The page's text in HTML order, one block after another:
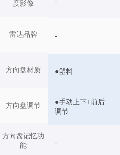
度影像
雷达品牌
方向盘材质
方向盘调节
方向盘记忆功
能
-
●塑料
●手动上下+前后
调节
-